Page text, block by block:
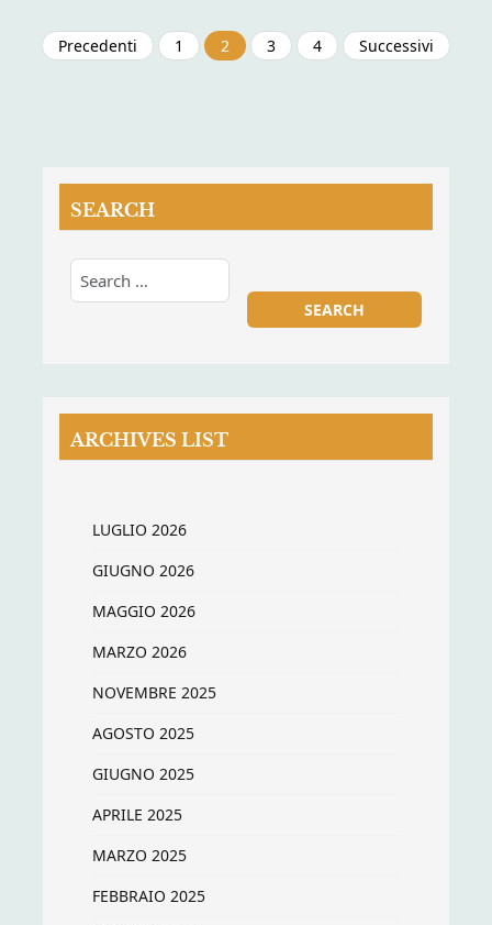
Paginazione
Precedenti 1 2 3 4 Successivi
SEARCH
ARCHIVES LIST
LUGLIO 2026
GIUGNO 2026
MAGGIO 2026
MARZO 2026
NOVEMBRE 2025
AGOSTO 2025
GIUGNO 2025
APRILE 2025
MARZO 2025
FEBBRAIO 2025